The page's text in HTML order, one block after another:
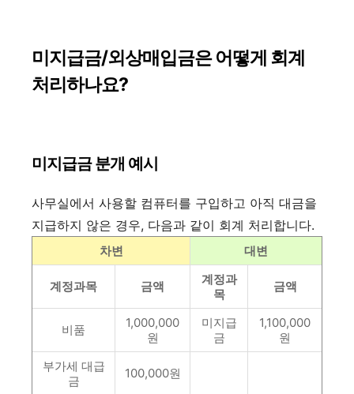
미지급금/외상매입금은 어떻게 회계
처리하나요?
미지급금 분개 예시
사무실에서 사용할 컴퓨터를 구입하고 아직 대금을
지급하지 않은 경우, 다음과 같이 회계 처리합니다.
차변 대변
계정과목 금액
계정과
목
금액
비품
1,000,000
원
미지급
금
1,100,000
원
부가세 대급
금
100,000원